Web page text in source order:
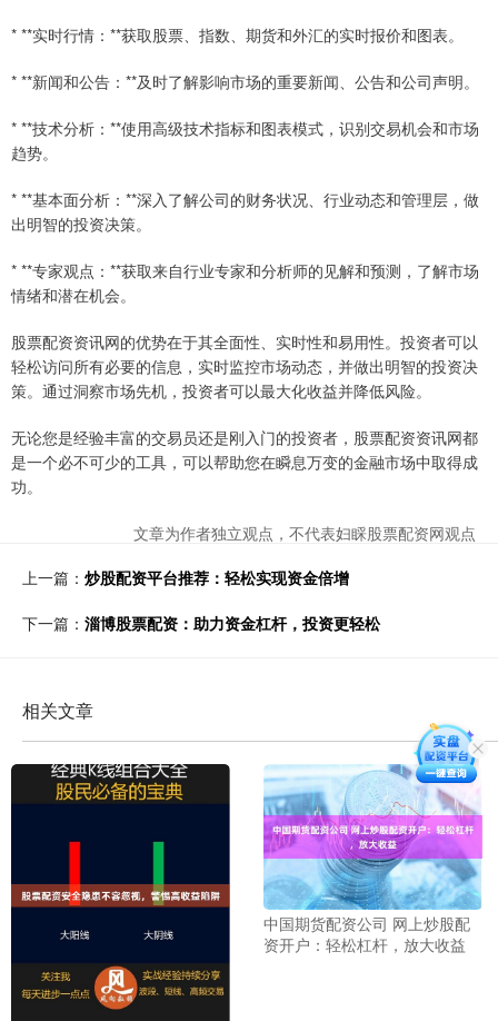
* **实时行情：**获取股票、指数、期货和外汇的实时报价和图表。
* **新闻和公告：**及时了解影响市场的重要新闻、公告和公司声明。
* **技术分析：**使用高级技术指标和图表模式，识别交易机会和市场
趋势。
* **基本面分析：**深入了解公司的财务状况、行业动态和管理层，做
出明智的投资决策。
* **专家观点：**获取来自行业专家和分析师的见解和预测，了解市场
情绪和潜在机会。
股票配资资讯网的优势在于其全面性、实时性和易用性。投资者可以
轻松访问所有必要的信息，实时监控市场动态，并做出明智的投资决
策。通过洞察市场先机，投资者可以最大化收益并降低风险。
无论您是经验丰富的交易员还是刚入门的投资者，股票配资资讯网都
是一个必不可少的工具，可以帮助您在瞬息万变的金融市场中取得成
功。
文章为作者独立观点，不代表妇睬股票配资网观点
上一篇： 炒股配资平台推荐：轻松实现资金倍增
下一篇： 淄博股票配资：助力资金杠杆，投资更轻松
相关文章
中国期货配资公司 网上炒股配
资开户：轻松杠杆，放大收益